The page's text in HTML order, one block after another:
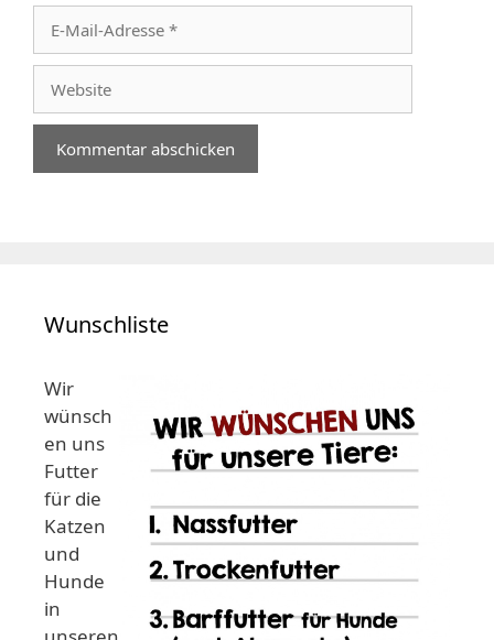
Mail-
Adresse
Wunschliste
Wir
wünsch
en uns
Futter
für die
Katzen
und
Hunde
in